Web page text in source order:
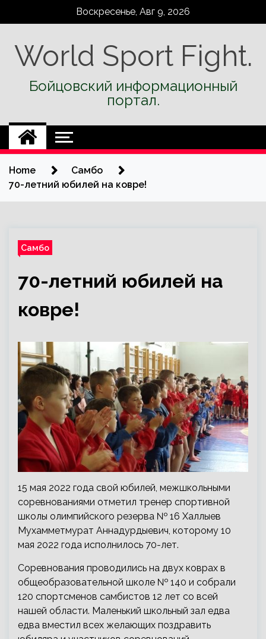
Воскресенье, Авг 9, 2026
World Sport Fight.
Бойцовский информационный
портал.
Home
Самбо
70-летний юбилей на ковре!
Самбо
70-летний юбилей на
ковре!
15 мая 2022 года свой юбилей, межшкольными
соревнованиями отметил тренер спортивной
школы олимпийского резерва № 16 Халлыев
Мухамметмурат Аннадурдыевич, которому 10
мая 2022 года исполнилось 70-лет.
Соревнования проводились на двух коврах в
общеобразовательной школе № 140 и собрали
120 спортсменов самбистов 12 лет со всей
нашей области. Маленький школьный зал едва
едва вместил всех желающих поздравить